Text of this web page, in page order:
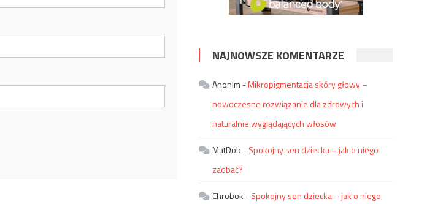
NAJNOWSZE KOMENTARZE
Anonim -Mikropigmentacja skóry głowy –
nowoczesne rozwiązanie dla zdrowych i
naturalnie wyglądających włosów
MatDob -Spokojny sen dziecka – jak o niego
zadbać?
Chrobok -Spokojny sen dziecka – jak o niego